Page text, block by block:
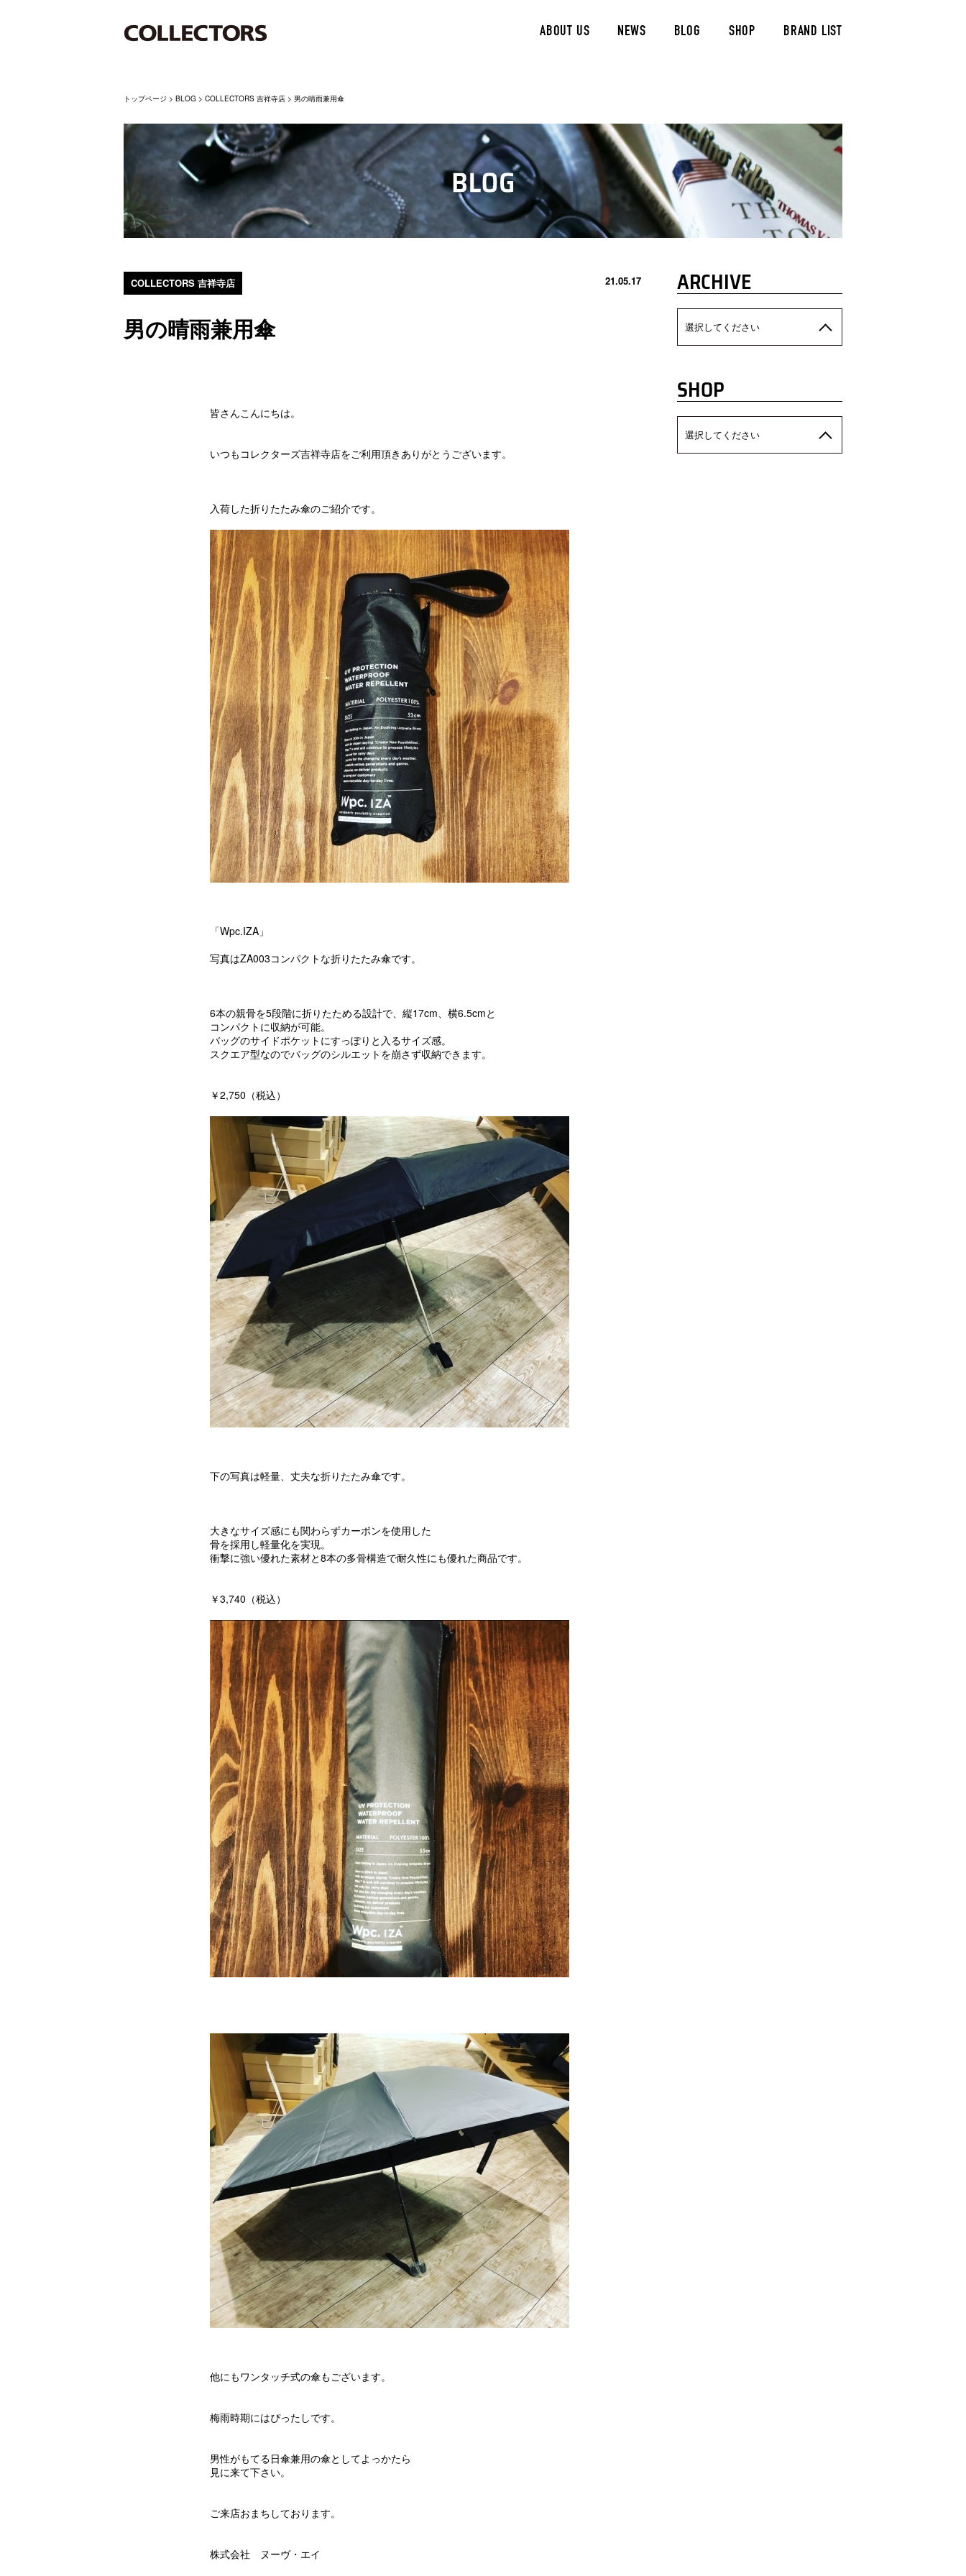
ABOUT US NEWS BLOG SHOP BRAND LIST
トップページ > BLOG > COLLECTORS 吉祥寺店 > 男の晴雨兼用傘
COLLECTORS 吉祥寺店 21.05.17
男の晴雨兼用傘
皆さんこんにちは。
いつもコレクターズ吉祥寺店をご利用頂きありがとうございます。
入荷した折りたたみ傘のご紹介です。
「Wpc.IZA」
写真はZA003コンパクトな折りたたみ傘です。
6本の親骨を5段階に折りたためる設計で、縦17cm、横6.5cmと
コンパクトに収納が可能。
バッグのサイドポケットにすっぽりと入るサイズ感。
スクエア型なのでバッグのシルエットを崩さず収納できます。
￥2,750（税込）
下の写真は軽量、丈夫な折りたたみ傘です。
大きなサイズ感にも関わらずカーボンを使用した
骨を採用し軽量化を実現。
衝撃に強い優れた素材と8本の多骨構造で耐久性にも優れた商品です。
￥3,740（税込）
他にもワンタッチ式の傘もございます。
梅雨時期にはぴったしです。
男性がもてる日傘兼用の傘としてよっかたら
見に来て下さい。
ご来店おまちしております。
株式会社 ヌーヴ・エイ
ARCHIVE
選択してください
SHOP
選択してください